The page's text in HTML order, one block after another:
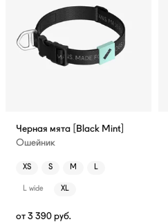
Черная мята [Black Mint]
Ошейник
XS S M L
L wide XL
от 3 390 руб.